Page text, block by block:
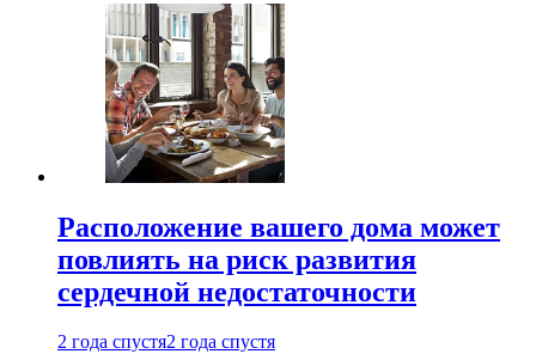
Расположение вашего дома может
повлиять на риск развития
сердечной недостаточности
2 года спустя2 года спустя